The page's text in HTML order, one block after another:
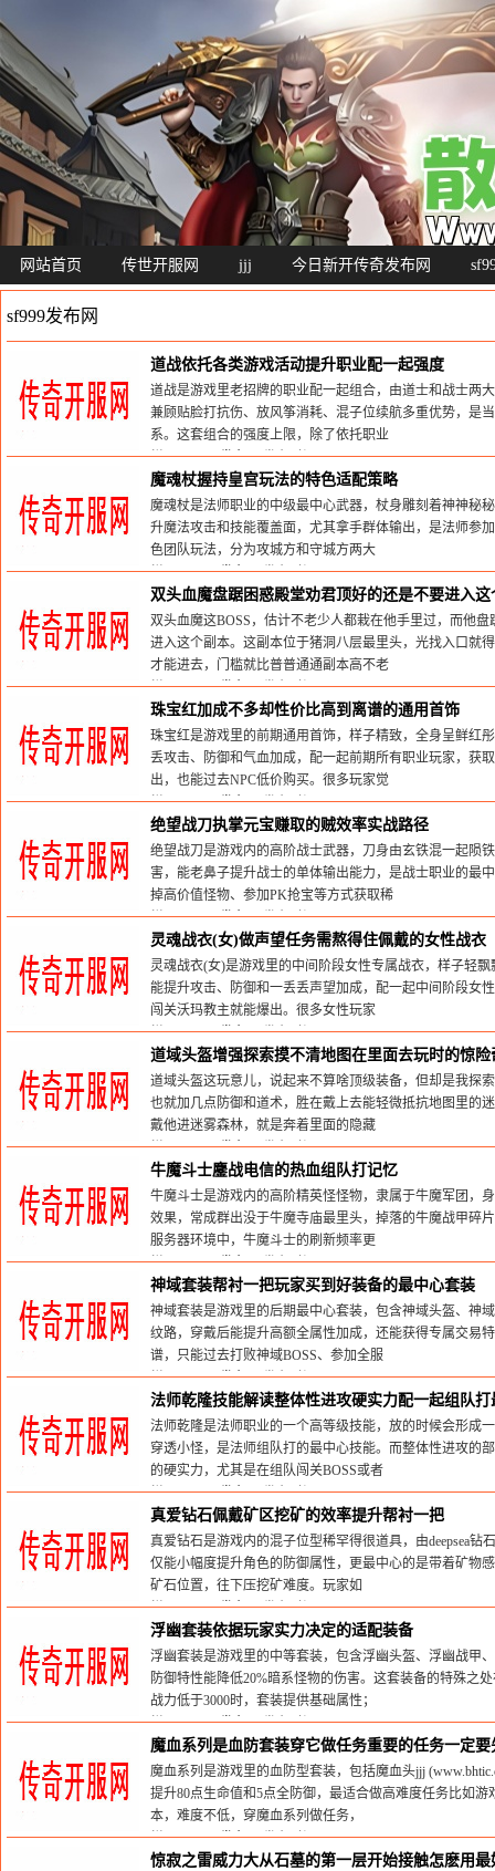
网站首页 传世开服网 jjj 今日新开传奇发布网
sf999发布网
道战依托各类游戏活动提升职业配一起强度
道战是游戏里老招牌的职业配一起组合，由道士和战士两
兼顾贴脸打抗伤、放风筝消耗、混子位续航多重优势，是
系。这套组合的强度上限，除了依托职业
栏目：sf999发布网发布时间:2026-07-01
魔魂杖握持皇宫玩法的特色适配策略
魔魂杖是法师职业的中级最中心武器，杖身雕刻着神神秘
升魔法攻击和技能覆盖面，尤其拿手群体输出，是法师参
色团队玩法，分为攻城方和守城方两大
栏目：sf999发布网发布时间:2026-05-30
双头血魔盘踞困惑殿堂劝君顶好的还是不要进入这
双头血魔这BOSS，估计不老少人都栽在他手里过，而他
进入这个副本。这副本位于猪洞八层最里头，光找入口就
才能进去，门槛就比普普通通副本高不老
栏目：sf999发布网发布时间:2026-05-30
珠宝红加成不多却性价比高到离谱的通用首饰
珠宝红是游戏里的前期通用首饰，样子精致，全身呈鲜红
丢攻击、防御和气血加成，配一起前期所有职业玩家，获
出，也能过去NPC低价购买。很多玩家觉
栏目：sf999发布网发布时间:2026-05-30
绝望战刀执掌元宝赚取的贼效率实战路径
绝望战刀是游戏内的高阶战士武器，刀身由玄铁混一起陨
害，能老鼻子提升战士的单体输出能力，是战士职业的最
掉高价值怪物、参加PK抢宝等方式获取稀
栏目：sf999发布网发布时间:2026-05-30
灵魂战衣(女)做声望任务需熬得住佩戴的女性战衣
灵魂战衣(女)是游戏里的中间阶段女性专属战衣，样子轻
能提升攻击、防御和一丢丢声望加成，配一起中间阶段女
闯关沃玛教主就能爆出。很多女性玩家
栏目：sf999发布网发布时间:2026-05-30
道域头盔‌增强探索摸不清地图在里面去玩时的惊险
道域头盔这玩意儿，说起来不算啥顶级装备，但却是我探
也就加几点防御和道术，胜在戴上去能轻微抵抗地图里的
戴他进迷雾森林，就是奔着里面的隐藏
栏目：sf999发布网发布时间:2026-05-30
牛魔斗士鏖战电信的热血组队打记忆
牛魔斗士是游戏内的高阶精英怪怪物，隶属于牛魔军团，
效果，常成群出没于牛魔寺庙最里头，掉落的牛魔战甲碎
服务器环境中，牛魔斗士的刷新频率更
栏目：sf999发布网发布时间:2026-05-30
神域套装帮衬一把玩家买到好装备的最中心套装
神域套装是游戏里的后期最中心套装，包含神域头盔、神
纹路，穿戴后能提升高额全属性加成，还能获得专属交易
谱，只能过去打败神域BOSS、参加全服
栏目：sf999发布网发布时间:2026-05-30
法师乾隆技能解读整体性进攻硬实力配一起组队打
法师乾隆是法师职业的一个高等级技能，放的时候会形成
穿透小怪，是法师组队打的最中心技能。而整体性进攻的
的硬实力，尤其是在组队闯关BOSS或者
栏目：sf999发布网发布时间:2026-05-30
真爱钻石佩戴矿区挖矿的效率提升帮衬一把
真爱钻石是游戏内的混子位型稀罕得很道具，由deepsea
仅能小幅度提升角色的防御属性，更最中心的是带着矿物
矿石位置，往下压挖矿难度。玩家如
栏目：sf999发布网发布时间:2026-05-30
浮幽套装依据玩家实力决定的适配装备
浮幽套装是游戏里的中等套装，包含浮幽头盔、浮幽战甲
防御特性能降低20%暗系怪物的伤害。这套装备的特殊之
战力低于3000时，套装提供基础属性；
栏目：sf999发布网发布时间:2026-04-10
魔血系列是血防套装穿它做任务重要的任务一定
魔血系列是游戏里的血防型套装，包括魔血头jjj
提升80点生命值和5点全防御，最适合做高难度任务比如
本，难度不低，穿魔血系列做任务，
栏目：sf999发布网发布时间:2026-04-07
惊寂之雷威力大从石墓的第一层开始接触怎麽用最